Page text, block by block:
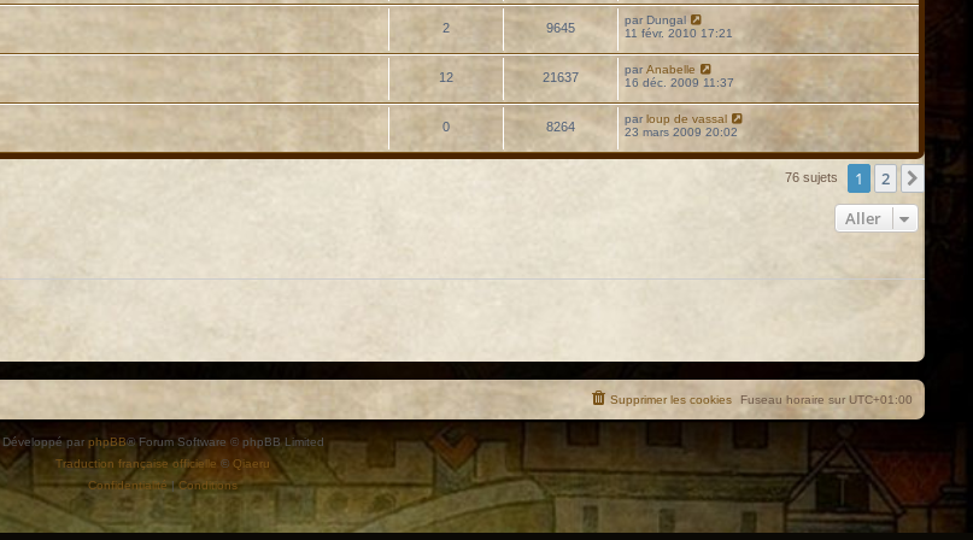
2 9645
par Dungal
11 févr. 2010 17:21
12 21637
par Anabelle
16 déc. 2009 11:37
0 8264
par loup de vassal
23 mars 2009 20:02
76 sujets 1 2
Aller
Fuseau horaire sur UTC+01:00
Supprimer les cookies
Développé par phpBB® Forum Software © phpBB Limited
Traduction française officielle © Qiaeru
Confidentialité|Conditions